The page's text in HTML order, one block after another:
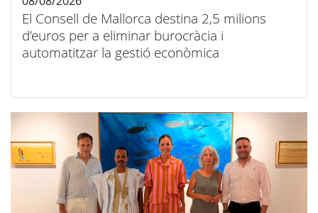
El Consell de Mallorca destina 2,5 milions
d’euros per a eliminar burocràcia i
automatitzar la gestió econòmica